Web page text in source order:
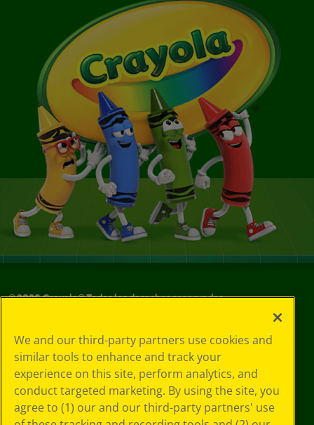
©2026Crayola® Todos los derechos reservados.
de privacidad
Política de
privacidad
Términos de SMS
GDPR
Aviso de
We and our third-party partners use cookies and
similar tools to enhance and track your
experience on this site, perform analytics, and
conduct targeted marketing. By using the site, you
agree to (1) our and our third-party partners' use